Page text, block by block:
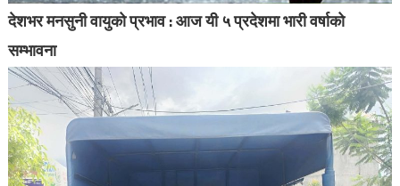
देशभर मनसुनी वायुको प्रभाव : आज यी ५ प्रदेशमा भारी वर्षाको
सम्भावना